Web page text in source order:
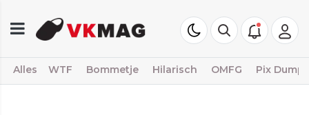
Alles WTF Bommetje Hilarisch OMFG Pix Dump